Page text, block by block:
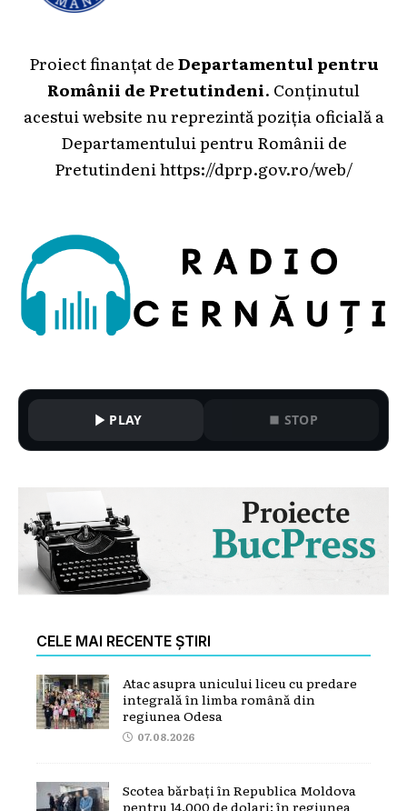
Proiect finanțat deDepartamentul pentru
Românii de Pretutindeni. Conținutul
acestui website nu reprezintă poziția oficială a
Departamentului pentru Românii de
Pretutindeni https://dprp.gov.ro/web/
PLAY STOP
CELE MAI RECENTE ȘTIRI
Atac asupra unicului liceu cu predare
integrală în limba română din
regiunea Odesa
07.08.2026
Scotea bărbați în Republica Moldova
pentru 14.000 de dolari: în regiunea